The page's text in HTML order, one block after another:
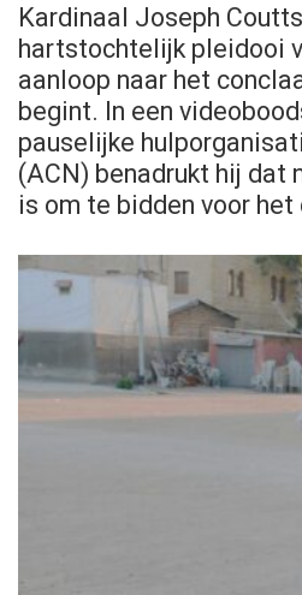
Kardinaal Joseph
hartstochtelijk pleidooi
aanloop naar het
begint. In een
pauselijke
(ACN) benadrukt hij dat
is om te bidden voor